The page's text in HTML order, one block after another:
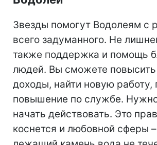
Звезды помогут Водолеям с
всего задуманного. Не
также поддержка и помощь
людей. Вы сможете повысить
доходы, найти новую работу,
повышение по службе.
начать действовать. Это
коснется и любовной сферы